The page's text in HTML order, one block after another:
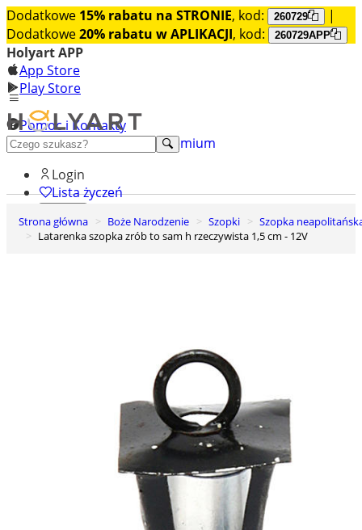
Dodatkowe 15% rabatu na STRONIE, kod: 260729
|
Dodatkowe20% rabatu w APLIKACJI, kod: 260729APP
Holyart APP
App Store
Play Store
Pomoc i Kontakty
+48 222 922 860
Odkryj premium
Login
Lista życzeń
0
Koszyk
Strona główna Boże Narodzenie Szopki
Szopka
Latarenka szopka zrób to sam h rzeczywista 1,5 cm - 12V